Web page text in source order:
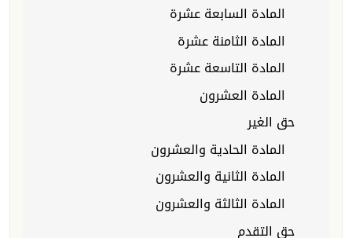
المادة السابعة عشرة
المادة الثامنة عشرة
المادة التاسعة عشرة
المادة العشرون
حق الغير
المادة الحادية والعشرون
المادة الثانية والعشرون
المادة الثالثة والعشرون
حق التقدم